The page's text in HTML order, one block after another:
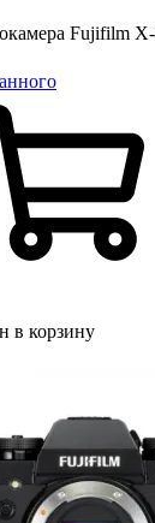
Fujifilm
в корзину